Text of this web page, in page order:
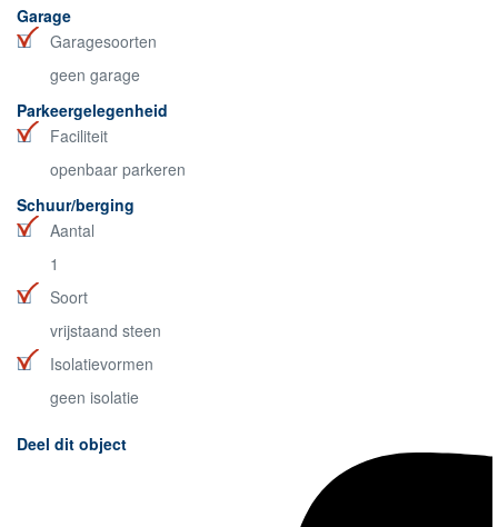
Garage
Garagesoorten
geen garage
Parkeergelegenheid
Faciliteit
openbaar parkeren
Schuur/berging
Aantal
1
Soort
vrijstaand steen
Isolatievormen
geen isolatie
Deel dit object